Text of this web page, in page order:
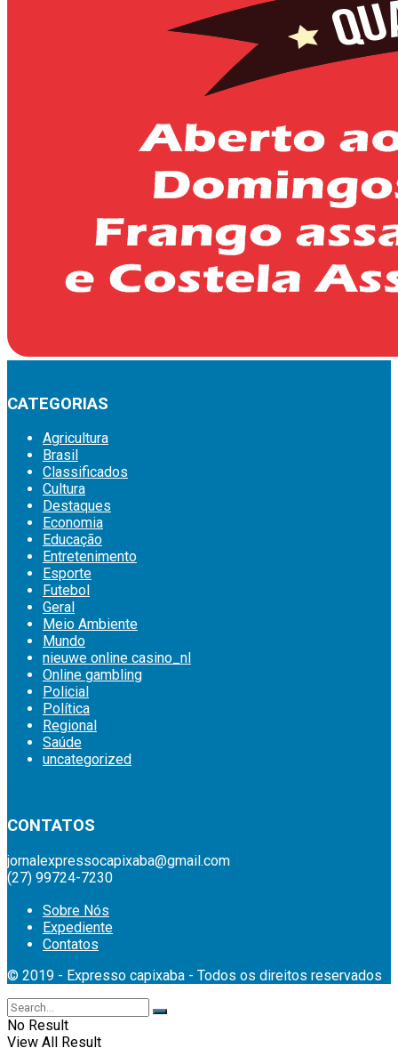
CATEGORIAS
Agricultura
Brasil
Classificados
Cultura
Destaques
Economia
Educação
Entretenimento
Esporte
Futebol
Geral
Meio Ambiente
Mundo
nieuwe online casino_nl
Online gambling
Policial
Política
Regional
Saúde
uncategorized
CONTATOS
jornalexpressocapixaba@gmail.com
(27) 99724-7230
Sobre Nós
Expediente
Contatos
© 2019 - Expresso capixaba - Todos os direitos reservados
No Result
View All Result